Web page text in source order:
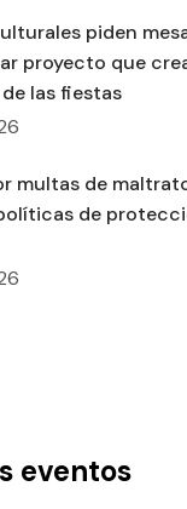
piden
proyecto que
las fiestas
multas de
de
eventos